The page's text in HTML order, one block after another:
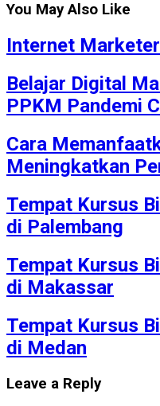
You May Also Like
Internet
Belajar Digital
PPKM Pandemi
Cara
Meningkatkan
Tempat Kursus
di Palembang
Tempat Kursus
di Makassar
Tempat Kursus
di Medan
Leave a Reply